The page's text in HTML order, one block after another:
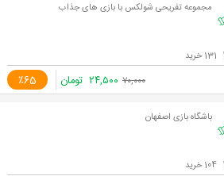
مجموعه تفریحی شولکس با بازی های جذاب
٪65 ۷۰,۰۰۰ ۲۴,۵۰۰ تومان
باشگاه بازی اصفهان